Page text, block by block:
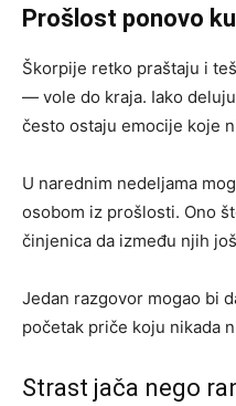
Prošlost ponovo
Škorpije retko praštaju i
— vole do kraja. Iako
često ostaju emocije koje
U narednim nedeljama
osobom iz prošlosti. Ono
činjenica da između njih
Jedan razgovor mogao bi
početak priče koju nikada
Strast jača nego